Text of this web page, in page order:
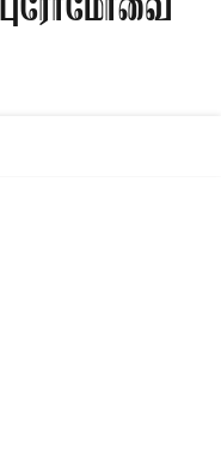
புரோமோவை